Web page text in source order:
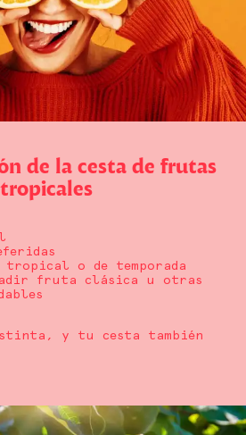
de la cesta de frutas
tropicales
o de temporada
fruta clásica u otras
y tu cesta también